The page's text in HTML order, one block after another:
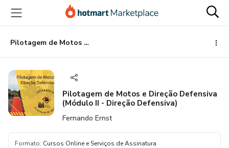
para
conteúdo
principal
para
pagamento
para
rodapé
Pilotagem de Motos e Direção Defensiva (Módulo II - Direção Defensiva)
Pilotagem de Motos e Direção Defensiva
(Módulo II - Direção Defensiva)
Fernando Ernst
Formato: Cursos Online e Serviços de Assinatura